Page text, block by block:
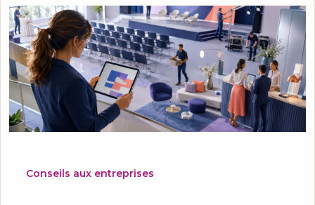
Conseils aux entreprises